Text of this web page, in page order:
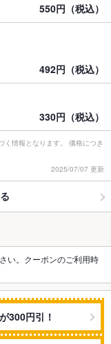
550円（税込）
492円（税込）
330円（税込）
情報となります。 価格につき
2025/07/07 更新
い。クーポンのご利用時
300円引！